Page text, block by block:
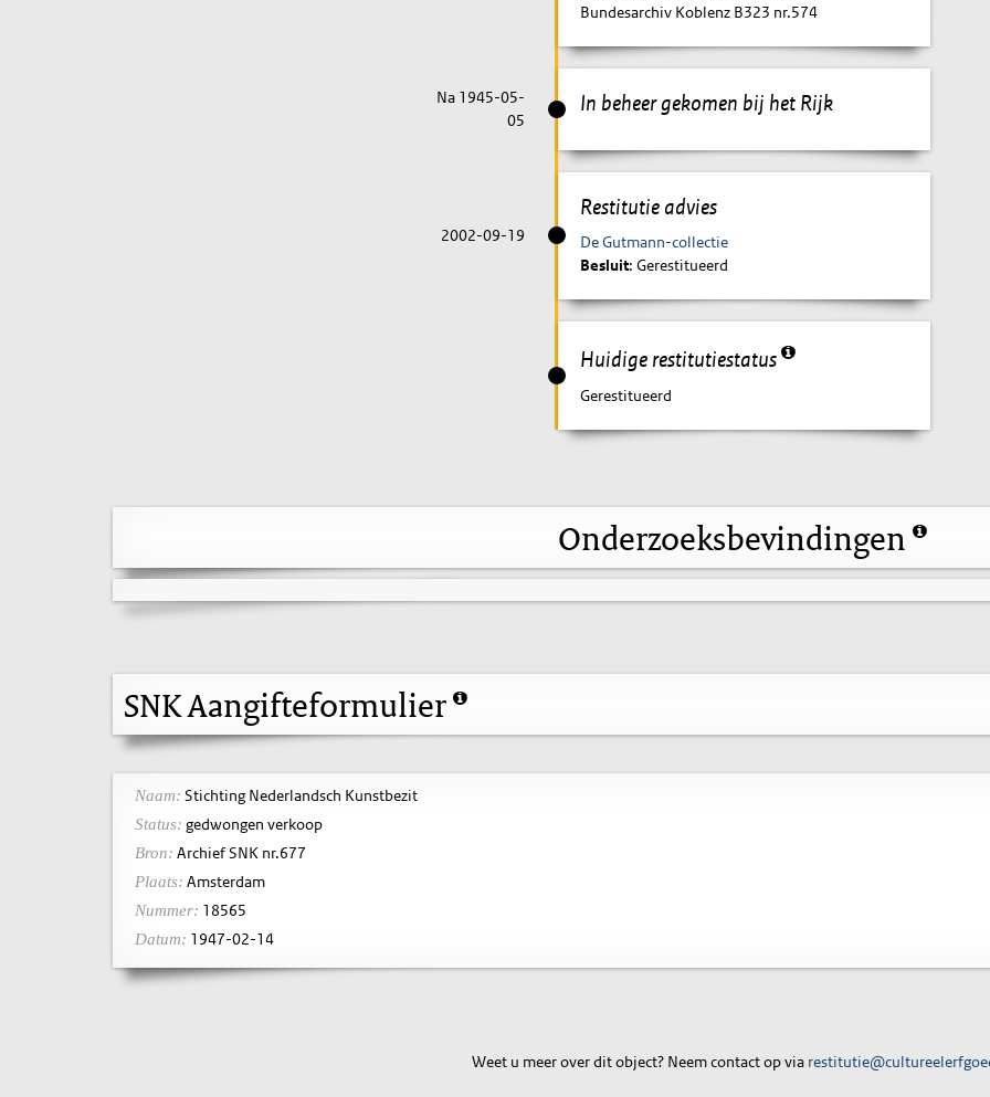
Bundesarchiv Koblenz B323 nr.574
In beheer gekomen bij het Rijk
Na 1945-05-
05
Restitutie advies
2002-09-19
De Gutmann-collectie
Besluit: Gerestitueerd
Huidige restitutiestatus
Gerestitueerd
Onderzoeksbevindingen
SNK Aangifteformulier
Naam: Stichting Nederlandsch Kunstbezit
Status: gedwongen verkoop
Bron: Archief SNK nr.677
Plaats: Amsterdam
Nummer: 18565
Datum: 1947-02-14
Weet u meer over dit object? Neem contact op via